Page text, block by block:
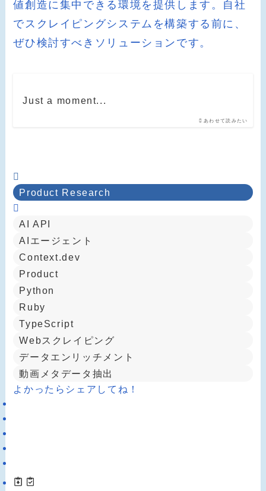
値創造に集中できる環境を提供します。自社
でスクレイピングシステムを構築する前に、
ぜひ検討すべきソリューションです。
あわせて読みたい
Just a moment...
Product Research
AI API
AIエージェント
Context.dev
Product
Python
Ruby
TypeScript
Webスクレイピング
データエンリッチメント
動画メタデータ抽出
よかったらシェアしてね！